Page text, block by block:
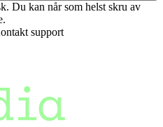
Du kan når som helst skru av
support